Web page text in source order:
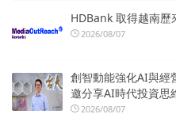
HDBank 取得越南歷
2026/08/07
創智動能強化AI與經
邀分享AI時代投資思
2026/08/07